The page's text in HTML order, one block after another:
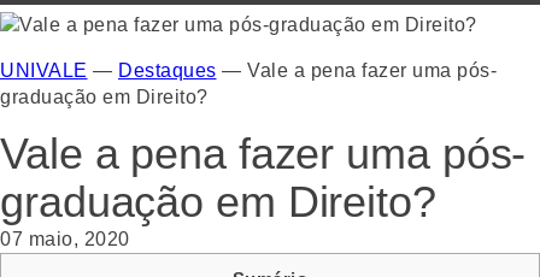
UNIVALE — Destaques — Vale a pena fazer uma pós-
graduação em Direito?
Vale a pena fazer uma pós-
graduação em Direito?
07 maio, 2020